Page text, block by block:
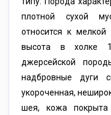
плотной сухой
относится к мелкой
высота в холке
джерсейской
надбровные дуги
укороченная,
шея, кожа покрыта